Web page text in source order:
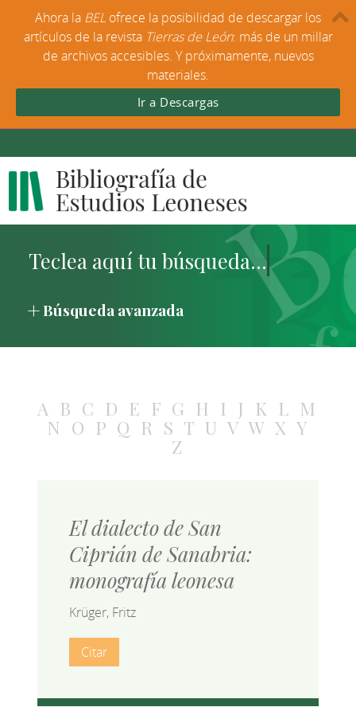
Búsqueda avanzada
A B C D E F G H I J K L M
N O P Q R S T U V W X Y
Z
El dialecto de San
Ciprián de Sanabria:
monografía leonesa
Krüger, Fritz
Citar
Ahora la BEL ofrece la posibilidad de descargar los
artículos de la revista Tierras de León: más de un millar
de archivos accesibles. Y próximamente, nuevos
materiales.
Ir a Descargas